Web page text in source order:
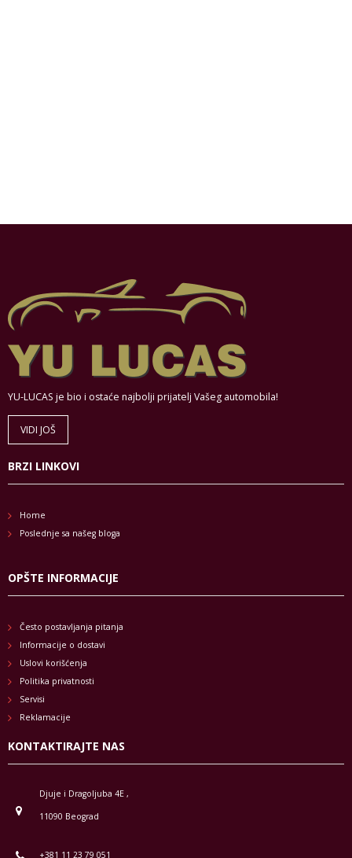
YU-LUCAS je bio i ostaće najbolji prijatelj Vašeg automobila!
VIDI JOŠ
BRZI LINKOVI
Home
Poslednje sa našeg bloga
OPŠTE INFORMACIJE
Često postavljanja pitanja
Informacije o dostavi
Uslovi korišćenja
Politika privatnosti
Servisi
Reklamacije
KONTAKTIRAJTE NAS
Djuje i Dragoljuba 4E ,
11090 Beograd
+381 11 23 79 051